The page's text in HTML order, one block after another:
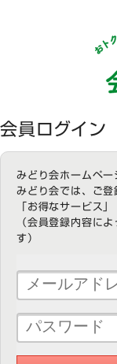
会員ログイン
みどり会ホームペー
みどり会では、ご登
「お得なサービス
（会員登録内容に
す）